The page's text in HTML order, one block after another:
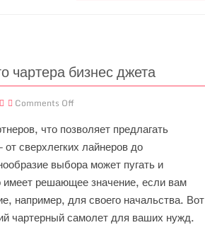
чартера бизнес джета
Comments Off
что позволяет предлагать
сверхлегких лайнеров до
выбора может пугать и
имеет решающее значение, если вам
например, для своего начальства. Вот
чартерный самолет для ваших нужд.